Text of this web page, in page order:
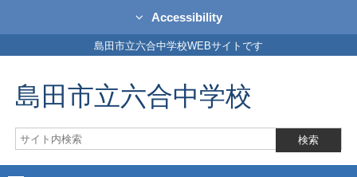
Accessibility
島田市立六合中学校WEBサイトです
島田市立六合中学校